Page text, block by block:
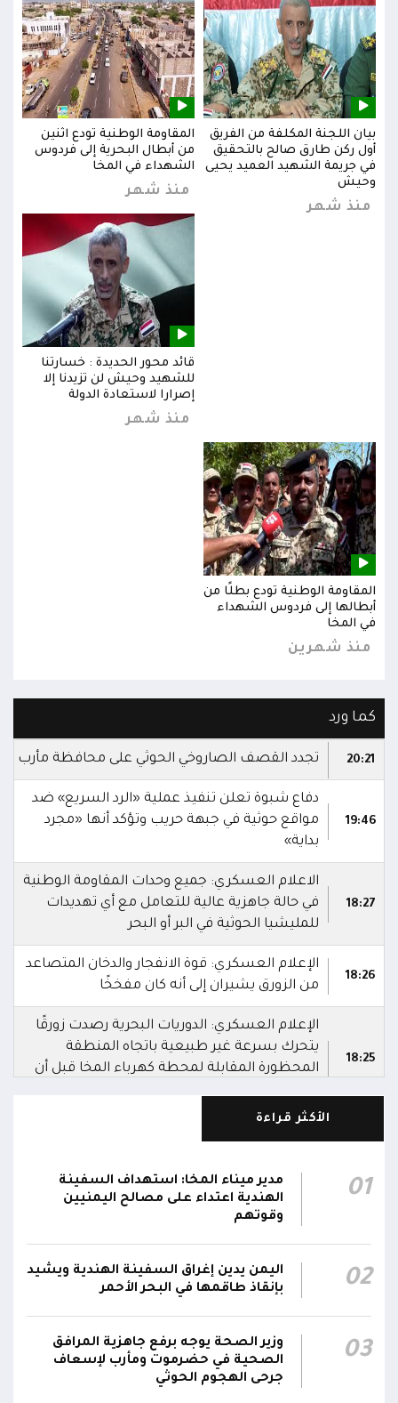
بيان اللجنة المكلفة من الفريق
أول ركن طارق صالح بالتحقيق
في جريمة الشهيد العميد يحيى
وحيش
منذ شهر
المقاومة الوطنية تودع اثنين
من أبطال البحرية إلى فردوس
الشهداء في المخا
منذ شهر
قائد محور الحديدة : خسارتنا
للشهيد وحيش لن تزيدنا إلا
إصرارا لاستعادة الدولة
منذ شهر
المقاومة الوطنية تودع بطلًا من
أبطالها إلى فردوس الشهداء
في المخا
منذ شهرين
كما ورد
20:21 تجدد القصف الصاروخي الحوثي على محافظة مأرب
19:46
دفاع شبوة تعلن تنفيذ عملية «الرد السريع» ضد
مواقع حوثية في جبهة حريب وتؤكد أنها «مجرد
بداية»
18:27
الاعلام العسكري: جميع وحدات المقاومة الوطنية
في حالة جاهزية عالية للتعامل مع أي تهديدات
للمليشيا الحوثية في البر أو البحر
18:26
الإعلام العسكري: قوة الانفجار والدخان المتصاعد
من الزورق يشيران إلى أنه كان مفخخًا
18:25
الإعلام العسكري: الدوريات البحرية رصدت زورقًا
يتحرك بسرعة غير طبيعية باتجاه المنطقة
المحظورة المقابلة لمحطة كهرباء المخا قبل أن
سفينة نفطية قبالة محطة كهرباء المخا باستخدام
زورق مفخخ
الكهرباء بالمخا
15:22
وزير الصحة: القصف الحوثي استهدف أحياءً سكنية
الأكثر قراءة
01
مدير ميناء المخا: استهداف السفينة
الهندية اعتداء على مصالح اليمنيين
وقوتهم
02
اليمن يدين إغراق السفينة الهندية ويشيد
بإنقاذ طاقمها في البحر الأحمر
03
وزير الصحة يوجه برفع جاهزية المرافق
الصحية في حضرموت ومأرب لإسعاف
جرحى الهجوم الحوثي